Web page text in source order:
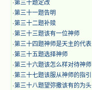
·第三十题定改
·第三十一题告明
·第三十二题补赎
·第三十三题该有一位神师
·第三十四题神师是天主的代表
·第三十五题选择神师
·第三十六题该怎么样对待神师
·第三十七题该服从神师的指引
·第三十八题望弥撒该有的为头